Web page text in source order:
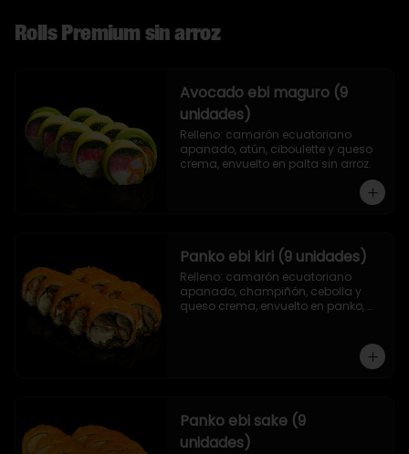
Rolls Premium sin arroz
Avocado ebi maguro (9
unidades)
Relleno: camarón ecuatoriano
apanado, atún, ciboulette y queso
crema, envuelto en palta sin arroz.
Panko ebi kiri (9 unidades)
Relleno: camarón ecuatoriano
apanado, champiñón, cebolla y
queso crema, envuelto en panko,
Panko ebi sake (9
unidades)